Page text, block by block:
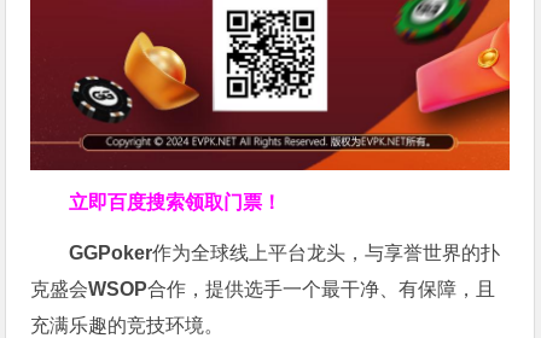
立即百度搜索领取门票！
GGPoker作为全球线上平台龙头，与享誉世界的扑
克盛会WSOP合作，提供选手一个最干净、有保障，且
充满乐趣的竞技环境。